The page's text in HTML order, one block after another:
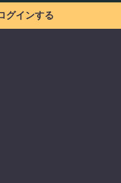
グインする